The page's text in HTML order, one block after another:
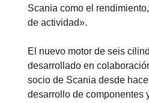
Scania como el
de actividad».
El nuevo motor de seis
desarrollado en
socio de Scania desde
desarrollo de componentes